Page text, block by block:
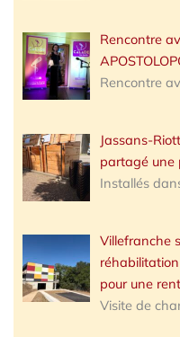
Rencontre
Rencontre
Jassans-
partagé une
Installés
Villefranche
pour une
Visite de